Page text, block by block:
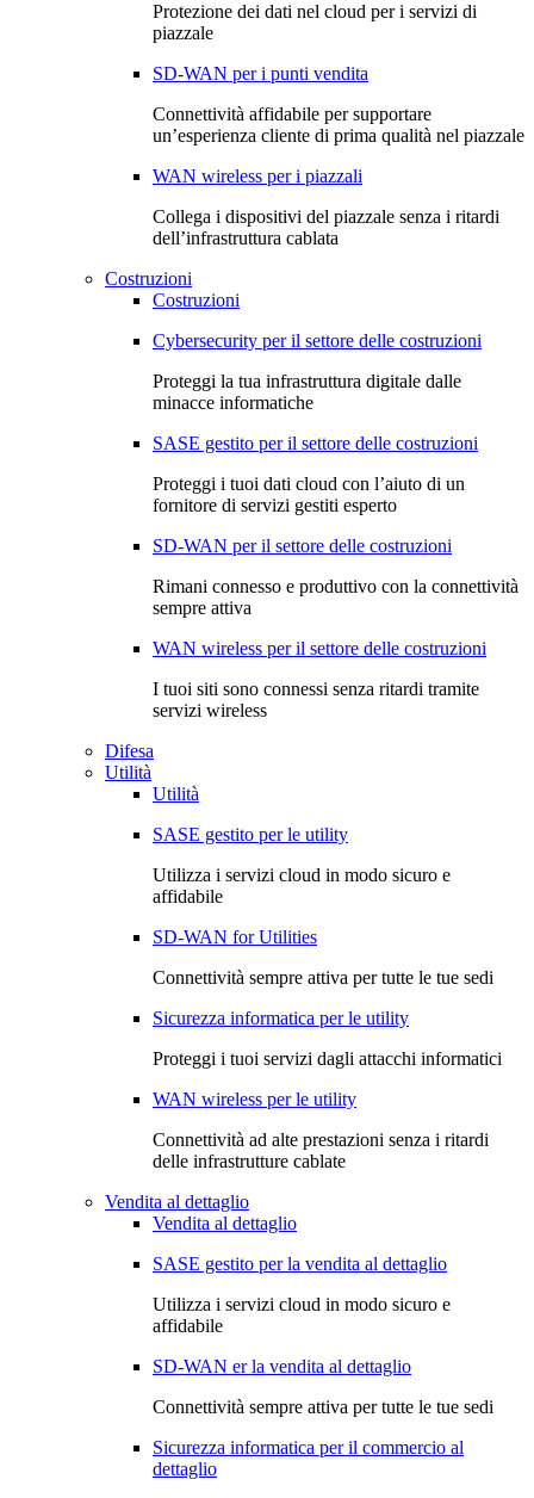
Protezione dei dati nel cloud per i servizi di
piazzale
SD-WAN per i punti vendita
Connettività affidabile per supportare
un’esperienza cliente di prima qualità nel piazzale
WAN wireless per i piazzali
Collega i dispositivi del piazzale senza i ritardi
dell’infrastruttura cablata
Costruzioni
Costruzioni
Cybersecurity per il settore delle costruzioni
Proteggi la tua infrastruttura digitale dalle
minacce informatiche
SASE gestito per il settore delle costruzioni
Proteggi i tuoi dati cloud con l’aiuto di un
fornitore di servizi gestiti esperto
SD-WAN per il settore delle costruzioni
Rimani connesso e produttivo con la connettività
sempre attiva
WAN wireless per il settore delle costruzioni
I tuoi siti sono connessi senza ritardi tramite
servizi wireless
Difesa
Utilità
Utilità
SASE gestito per le utility
Utilizza i servizi cloud in modo sicuro e
affidabile
SD-WAN for Utilities
Connettività sempre attiva per tutte le tue sedi
Sicurezza informatica per le utility
Proteggi i tuoi servizi dagli attacchi informatici
WAN wireless per le utility
Connettività ad alte prestazioni senza i ritardi
delle infrastrutture cablate
Vendita al dettaglio
Vendita al dettaglio
SASE gestito per la vendita al dettaglio
Utilizza i servizi cloud in modo sicuro e
affidabile
SD-WAN er la vendita al dettaglio
Connettività sempre attiva per tutte le tue sedi
Sicurezza informatica per il commercio al
dettaglio